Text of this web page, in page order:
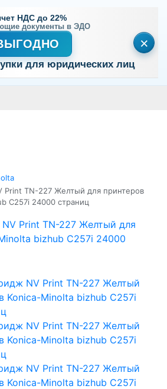
НДС до 22%
документы в ЭДО
для юридических лиц
×
Print TN-227 Желтый для принтеров
C257i 24000 страниц